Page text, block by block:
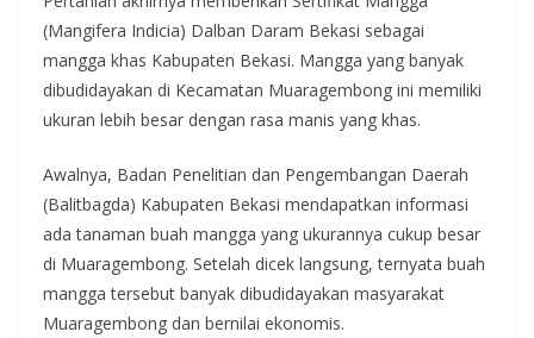
(Mangifera Indicia) Dalban Daram Bekasi sebagai
mangga khas Kabupaten Bekasi. Mangga yang banyak
dibudidayakan di Kecamatan Muaragembong ini memiliki
ukuran lebih besar dengan rasa manis yang khas.
Awalnya, Badan Penelitian dan Pengembangan Daerah
(Balitbagda) Kabupaten Bekasi mendapatkan informasi
ada tanaman buah mangga yang ukurannya cukup besar
di Muaragembong. Setelah dicek langsung, ternyata buah
mangga tersebut banyak dibudidayakan masyarakat
Muaragembong dan bernilai ekonomis.